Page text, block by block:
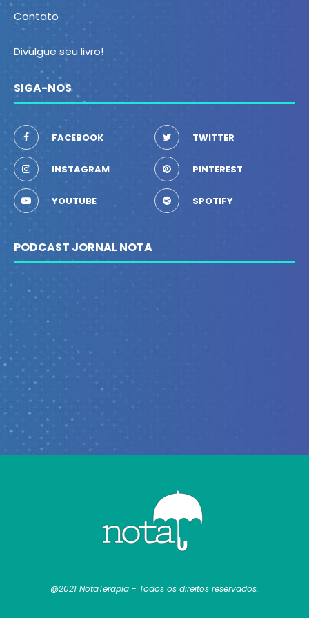
Contato
Divulgue seu livro!
SIGA-NOS
FACEBOOK TWITTER
INSTAGRAM PINTEREST
YOUTUBE SPOTIFY
PODCAST JORNAL NOTA
@2021 NotaTerapia - Todos os direitos reservados.